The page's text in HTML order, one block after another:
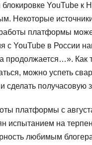
YouTube к
Некоторые
платформы
с YouTube в России
продолжается…». Как
можно успеть
сделать получасовую
платформы с
испытанием на
любимым